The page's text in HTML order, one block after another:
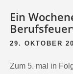
Ein
29. OKTOBER
Zum 5. mal in